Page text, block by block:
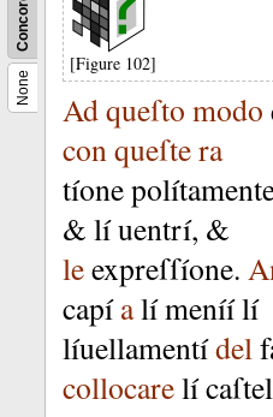
None
[Figure 102]
Adqueſto modo
conqueſtera
tíone
& líuentrí, &
leexpreſſíone.
capí alímeníílí
líuellamentídel
collocarelí